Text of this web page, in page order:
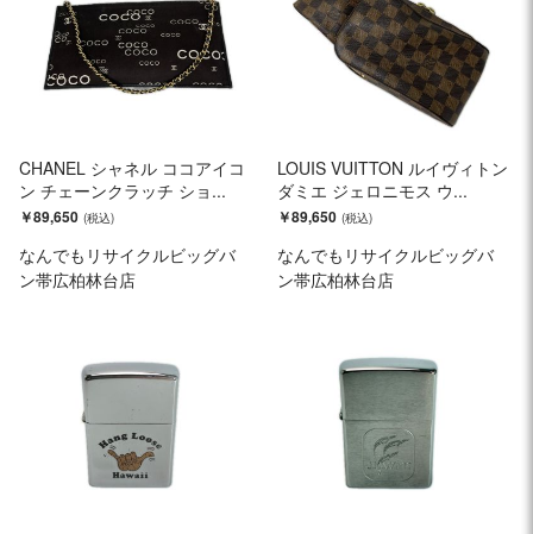
CHANEL シャネル ココアイコ
ン チェーンクラッチ ショ...
￥89,650
なんでもリサイクルビッグバ
ン帯広柏林台店
LOUIS VUITTON ルイヴィトン
ダミエ ジェロニモス ウ...
￥89,650
なんでもリサイクルビッグバ
ン帯広柏林台店